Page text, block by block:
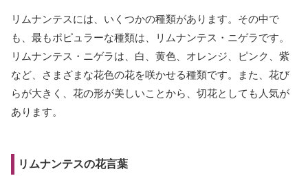
リムナンテスには、いくつかの種類があります。その中で
も、最もポピュラーな種類は、リムナンテス・ニゲラです。
リムナンテス・ニゲラは、白、黄色、オレンジ、ピンク、紫
など、さまざまな花色の花を咲かせる種類です。また、花び
らが大きく、花の形が美しいことから、切花としても人気が
あります。
リムナンテスの花言葉